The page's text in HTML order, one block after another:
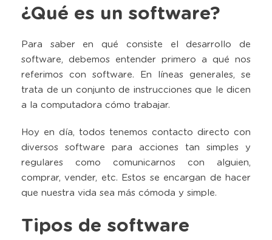
¿Qué es un software?
Para saber en qué consiste el desarrollo de
software, debemos entender primero a qué nos
referimos con software. En líneas generales, se
trata de un conjunto de instrucciones que le dicen
a la computadora cómo trabajar.
Hoy en día, todos tenemos contacto directo con
diversos software para acciones tan simples y
regulares como comunicarnos con alguien,
comprar, vender, etc. Estos se encargan de hacer
que nuestra vida sea más cómoda y simple.
Tipos de software